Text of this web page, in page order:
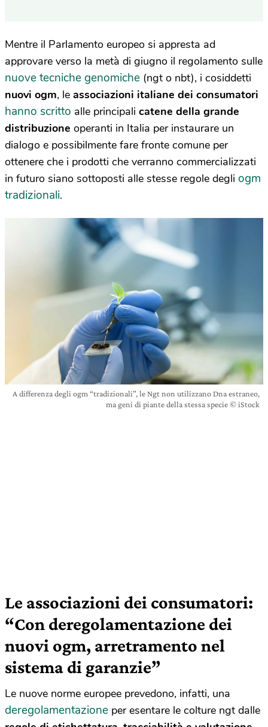
Mentre il Parlamento europeo si appresta ad
approvare verso la metà di giugno il regolamento sulle
nuove tecniche genomiche (ngt o nbt), i cosiddetti
nuovi ogm, le associazioni italiane dei consumatori
hanno scritto alle principali catene della grande
distribuzione operanti in Italia per instaurare un
dialogo e possibilmente fare fronte comune per
ottenere che i prodotti che verranno commercializzati
in futuro siano sottoposti alle stesse regole degli ogm
tradizionali.
A differenza degli ogm “tradizionali”, le Ngt non utilizzano Dna estraneo,
ma geni di piante della stessa specie © iStock
Le associazioni dei consumatori:
“Con deregolamentazione dei
nuovi ogm, arretramento nel
sistema di garanzie”
Le nuove norme europee prevedono, infatti, una
deregolamentazione per esentare le colture ngt dalle